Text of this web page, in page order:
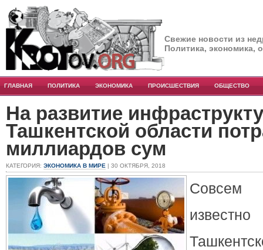
Свежие новости из
Политика, экономика,
ГЛАВНАЯ ПОЛИТИКА ЭКОНОМИКА ПРОИСШЕСТВИЯ ОБЩЕСТВО
На развитие
Ташкентской области
миллиардов сум
КАТЕГОРИЯ: ЭКОНОМИКА В МИРЕ | 30 ОКТЯБРЯ, 2018
Совсем